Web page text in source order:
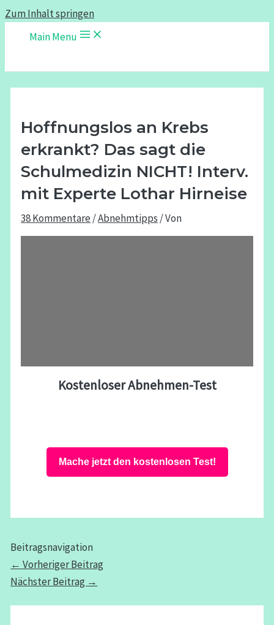
Zum Inhalt springen
Main Menu
Hoffnungslos an Krebs
erkrankt? Das sagt die
Schulmedizin NICHT! Interv.
mit Experte Lothar Hirneise
38 Kommentare /Abnehmtipps / Von
Kostenloser Abnehmen-Test
Mache jetzt den kostenlosen Test!
Beitragsnavigation
← Vorheriger Beitrag
Nächster Beitrag →